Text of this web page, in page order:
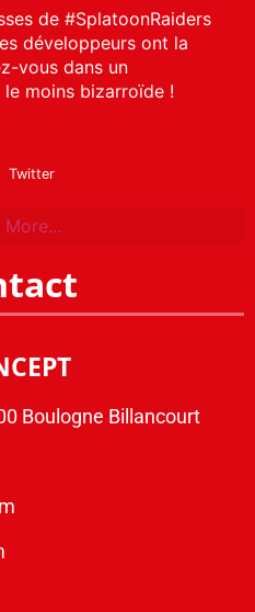
de #SplatoonRaiders
développeurs ont la
vous dans un
moins bizarroïde !
Twitter
Boulogne Billancourt